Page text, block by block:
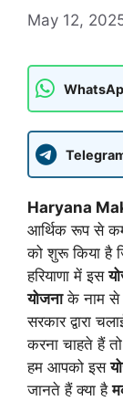
May 12,
Haryana
आर्थिक रूप से
को शुरू किया है
हरियाणा में इस
योजनाके नाम से
सरकार द्वारा
करना चाहते हैं
हम आपको इस
जानते हैं क्या है